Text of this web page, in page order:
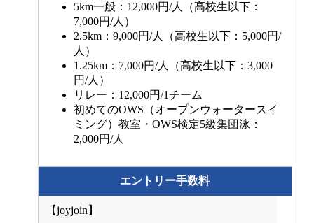
5km一般：12,000円/人（高校生以下：
7,000円/人）
2.5km：9,000円/人（高校生以下：5,000円/
人）
1.25km：7,000円/人（高校生以下：3,000
円/人）
リレー：12,000円/1チーム
初めてのOWS（オープンウォータースイ
ミング）教室・OWS検定5級集団泳：
2,000円/人
エントリー手数料
【joyjoin】